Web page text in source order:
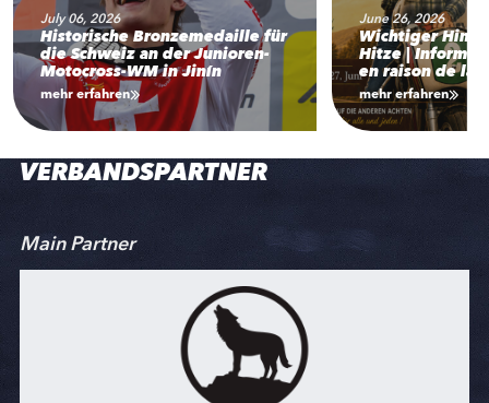
July 06, 2026
Historische Bronzemedaille für
die Schweiz an der Junioren-
Motocross-WM in Jinín
mehr erfahren
June 26, 2026
Wichtiger
Hitze |
en raison de la
mehr erfahren
VERBANDSPARTNER
Main Partner